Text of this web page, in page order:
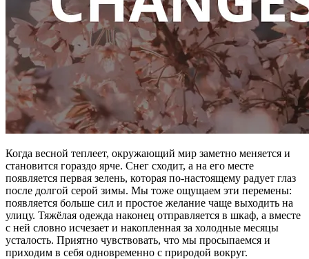
Когда весной теплеет, окружающий мир заметно меняется и
становится гораздо ярче. Снег сходит, а на его месте
появляется первая зелень, которая по-настоящему радует глаз
после долгой серой зимы. Мы тоже ощущаем эти перемены:
появляется больше сил и простое желание чаще выходить на
улицу. Тяжёлая одежда наконец отправляется в шкаф, а вместе
с ней словно исчезает и накопленная за холодные месяцы
усталость. Приятно чувствовать, что мы просыпаемся и
приходим в себя одновременно с природой вокруг.